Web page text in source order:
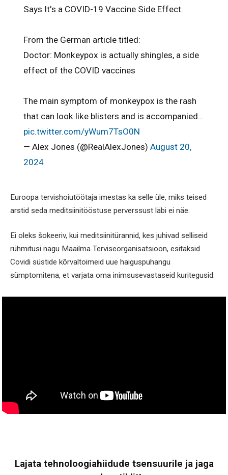
Says It's a COVID-19 Vaccine Side Effect.
From the German article titled:
Doctor: Monkeypox is actually shingles, a side
effect of the COVID vaccines
The main symptom of monkeypox is the rash
that can look like blisters and is accompanied…
pic.twitter.com/yWum7TsO0N
— Alex Jones (@RealAlexJones) August 20,
2024
Euroopa tervishoiutöötaja imestas ka selle üle, miks teised
arstid seda meditsiinitööstuse perverssust läbi ei näe.
Ei oleks šokeeriv, kui meditsiinitürannid, kes juhivad selliseid
rühmitusi nagu Maailma Terviseorganisatsioon, esitaksid
Covidi süstide kõrvaltoimeid uue haiguspuhangu
sümptomitena, et varjata oma inimsusevastaseid kuritegusid.
Lajata tehnoloogiahiidude tsensuurile ja jaga